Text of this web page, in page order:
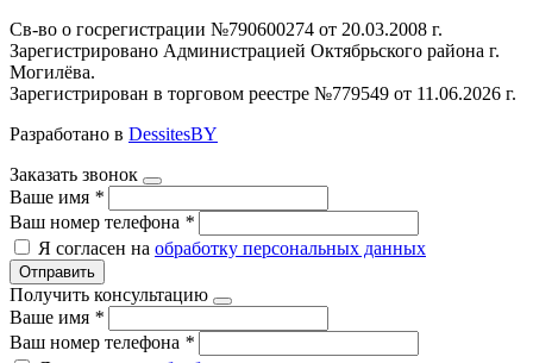
Св-во о госрегистрации №790600274 от 20.03.2008 г.
Зарегистрировано Администрацией Октябрьского района г.
Могилёва.
Зарегистрирован в торговом реестре №779549 от 11.06.2026 г.
Разработано в DessitesBY
Заказать звонок
Ваше имя *
Ваш номер телефона *
Я согласен на обработку персональных данных
Отправить
Получить консультацию
Ваше имя *
Ваш номер телефона *